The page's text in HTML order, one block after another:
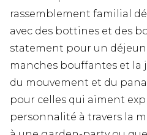
rassemblement familial
avec des bottines et des
statement pour un
manches bouffantes et la
du mouvement et du
pour celles qui aiment
personnalité à travers la